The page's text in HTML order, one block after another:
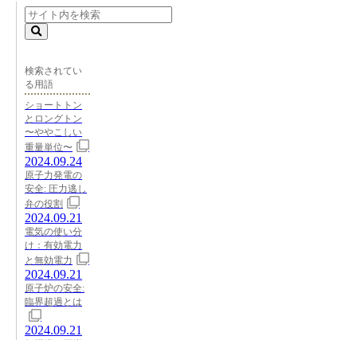
検索されてい
る用語
ショートトン
とロングトン
〜ややこしい
重量単位〜
2024.09.24
原子力発電の
安全: 圧力逃し
弁の役割
2024.09.21
電気の使い分
け：有効電力
と無効電力
2024.09.21
原子炉の安全:
臨界超過とは
2024.09.21